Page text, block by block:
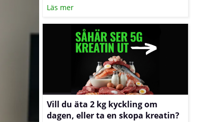
blodtryck samtidigt som det
och utanför cellerna. När halterna
sjunker under ansträngning eller
vid stora vätskeförluster kan du
känna av kramp, trötthet eller
svullnad. Texten nedan förklarar
sambanden och visar hur du med
kost och vätskeplanering kan
minska risken för besvär.
Läs mer
Vill du äta 2 kg kyckling om
dagen, eller ta en skopa kreatin?